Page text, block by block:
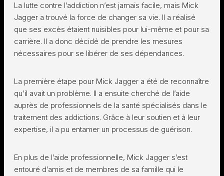
La lutte contre l’addiction n’est jamais facile, mais Mick
Jagger a trouvé la force de changer sa vie. Il a réalisé
que ses excès étaient nuisibles pour lui-même et pour sa
carrière. Il a donc décidé de prendre les mesures
nécessaires pour se libérer de ses dépendances.
La première étape pour Mick Jagger a été de reconnaître
qu’il avait un problème. Il a ensuite cherché de l’aide
auprès de professionnels de la santé spécialisés dans le
traitement des addictions. Grâce à leur soutien et à leur
expertise, il a pu entamer un processus de guérison.
En plus de l’aide professionnelle, Mick Jagger s’est
entouré d’amis et de membres de sa famille qui le